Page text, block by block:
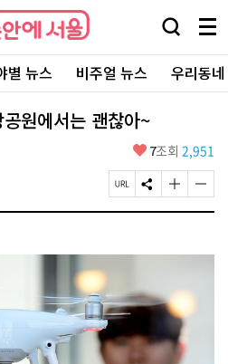
검
창
열
기
메
뉴
전
체
보
별 뉴스 비주얼 뉴스 우리동
원에서는 괜찮아~
좋
요
7조회 2,951
페
이
R
사
S
N
유
글
자
크
경
하
기
글
자
작